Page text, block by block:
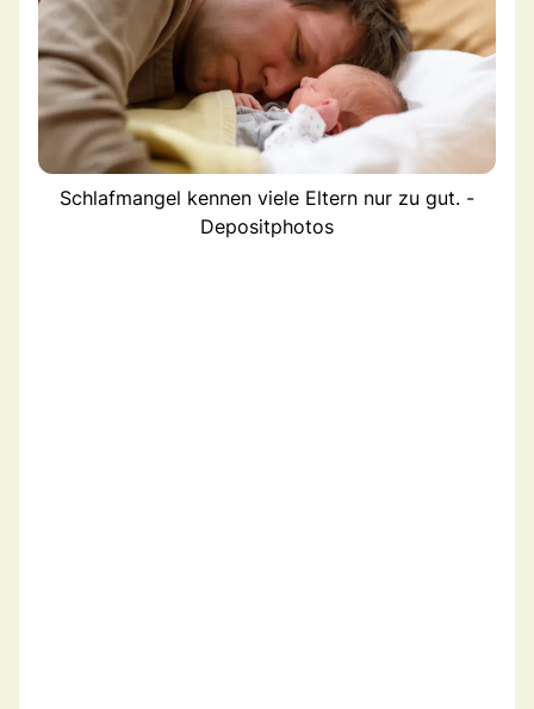
Schlafmangel kennen viele Eltern nur zu gut. -
Depositphotos